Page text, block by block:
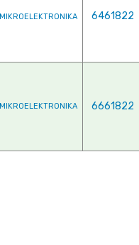
6461822
MIKROELEKTRONIKA
6661822
MIKROELEKTRONIKA